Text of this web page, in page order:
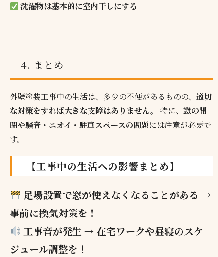
洗濯物は基本的に室内干しにする
4. まとめ
外壁塗装工事中の生活は、多少の不便があるものの、適切
な対策をすれば大きな支障はありません。
特に、窓の開
閉や騒音・ニオイ・駐車スペースの問題には注意が必要で
す。
【工事中の生活への影響まとめ】
足場設置で窓が使えなくなることがある →
事前に換気対策を！
工事音が発生 → 在宅ワークや昼寝のスケ
ジュール調整を！